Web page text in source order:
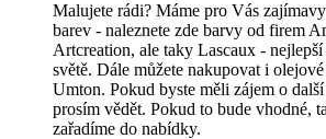
Malujete rádi? Máme pro Vás
barev - naleznete zde barvy od firem
Artcreation, ale taky Lascaux -
světě. Dále můžete nakupovat i
Umton. Pokud byste měli zájem o
prosím vědět. Pokud to bude vhodné,
zařadíme do nabídky.